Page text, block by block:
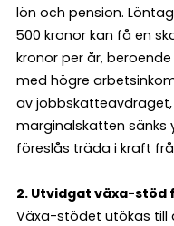
lön och pension.
500 kronor kan få en
kronor per år,
med högre
av
marginalskatten sänks
föreslås träda i kraft
2. Utvidgat växa-
Växa-stödet utökas